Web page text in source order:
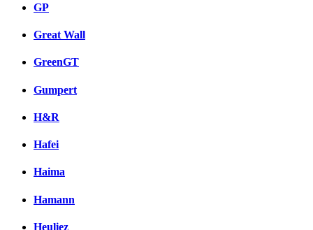
GP
Great Wall
GreenGT
Gumpert
H&R
Hafei
Haima
Hamann
Heuliez